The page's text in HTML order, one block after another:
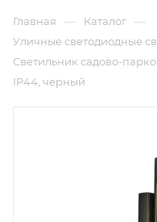
Главная — Каталог —
Уличные светодиодные
Светильник садово-
IP44, черный